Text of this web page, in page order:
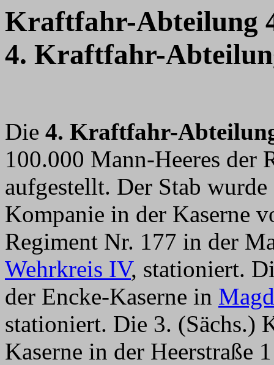
Kraftfahr-Abteilung
4. Kraftfahr-
Die 4. Kraftfahr-
100.000 Mann-Heeres der
aufgestellt. Der Stab
Kompanie in der Kaserne
Regiment Nr. 177 in der
Wehrkreis IV, stationiert.
der Encke-Kaserne in
stationiert. Die 3. (Sächs.)
Kaserne in der Heerstraße